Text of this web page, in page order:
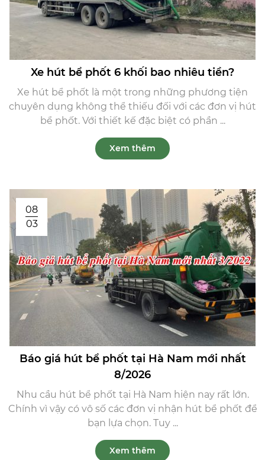
Xe hút bể phốt 6 khối bao nhiêu tiền?
Xe hút bể phốt là một trong những phương tiện
chuyên dụng không thể thiếu đối với các đơn vị hút
bể phốt. Với thiết kế đặc biệt có phần ...
Xem thêm
08
03
Báo giá hút bể phốt tại Hà Nam mới nhất
8/2026
Nhu cầu hút bể phốt tại Hà Nam hiện nay rất lớn.
Chính vì vậy có vô số các đơn vị nhận hút bể phốt để
bạn lựa chọn. Tuy ...
Xem thêm